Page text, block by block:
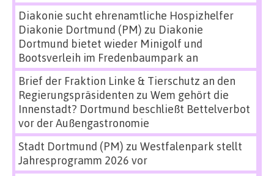
Diakonie sucht ehrenamtliche Hospizhelfer
Diakonie Dortmund (PM) zu Diakonie
Dortmund bietet wieder Minigolf und
Bootsverleih im Fredenbaumpark an
Brief der Fraktion Linke & Tierschutz an den
Regierungspräsidenten zu Wem gehört die
Innenstadt? Dortmund beschließt Bettelverbot
vor der Außengastronomie
Stadt Dortmund (PM) zu Westfalenpark stellt
Jahresprogramm 2026 vor